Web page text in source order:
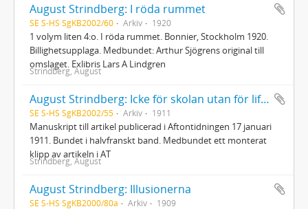
August Strindberg: I röda rummet
SE S-HS SgKB2002/60 Arkiv 1920
1 volym liten 4:o. I röda rummet. Bonnier, Stockholm 1920.
Billighetsupplaga. Medbundet: Arthur Sjögrens original till
omslaget. Exlibris Lars A Lindgren
Strindberg, August
August Strindberg: Icke för skolan utan för lifvet
SE S-HS SgKB2002/55 Arkiv 1911
Manuskript till artikel publicerad i Aftontidningen 17 januari
1911. Bundet i halvfranskt band. Medbundet ett monterat
klipp av artikeln i AT
Strindberg, August
August Strindberg: Illusionerna
SE S-HS SgKB2000/80a Arkiv 1909